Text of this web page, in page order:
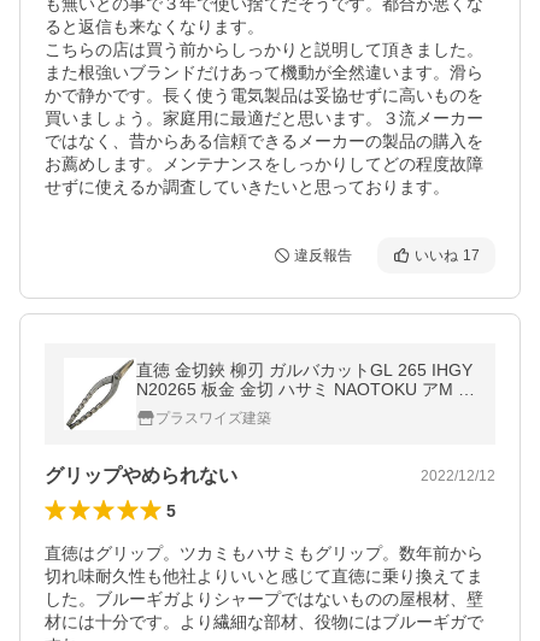
ると返信も来なくなります。
こちらの店は買う前からしっかりと説明して頂きました。
また根強いブランドだけあって機動が全然違います。滑ら
かで静かです。長く使う電気製品は妥協せずに高いものを
買いましょう。家庭用に最適だと思います。３流メーカー
ではなく、昔からある信頼できるメーカーの製品の購入を
お薦めします。メンテナンスをしっかりしてどの程度故障
せずに使えるか調査していきたいと思っております。
違反報告 いいね 17
直徳 金切鋏 柳刃 ガルバカットGL 265 IHGY
N20265 板金 金切 ハサミ NAOTOKU アM 代
引不可
プラスワイズ建築
グリップやめられない 2022/12/12
5
直徳はグリップ。ツカミもハサミもグリップ。数年前から
切れ味耐久性も他社よりいいと感じて直徳に乗り換えてま
した。ブルーギガよりシャープではないものの屋根材、壁
材には十分です。より繊細な部材、役物にはブルーギガで